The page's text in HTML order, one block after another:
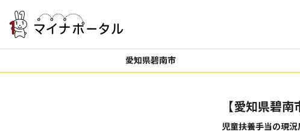
愛知県碧南市
【愛知県碧
児童扶養手当の現